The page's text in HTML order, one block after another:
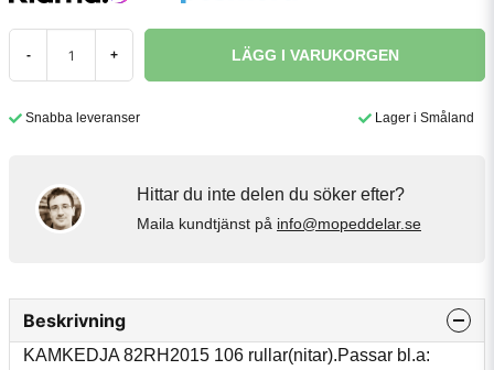
- + LÄGG I VARUKORGEN
Snabba leveranser Lager i Småland
Hittar du inte delen du söker efter?
Maila kundtjänst på info@mopeddelar.se
Beskrivning
KAMKEDJA 82RH2015 106 rullar(nitar).Passar bl.a: